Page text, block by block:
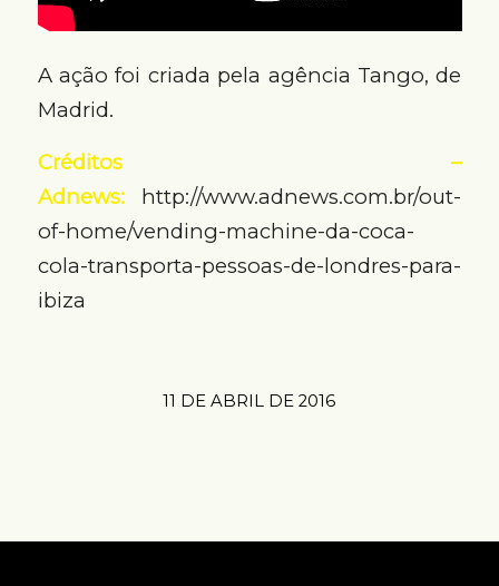
A ação foi criada pela agência Tango, de
Madrid.
Créditos –
Adnews:http://www.adnews.com.br/out-
of-home/vending-machine-da-coca-
cola-transporta-pessoas-de-londres-para-
ibiza
11 DE ABRIL DE 2016